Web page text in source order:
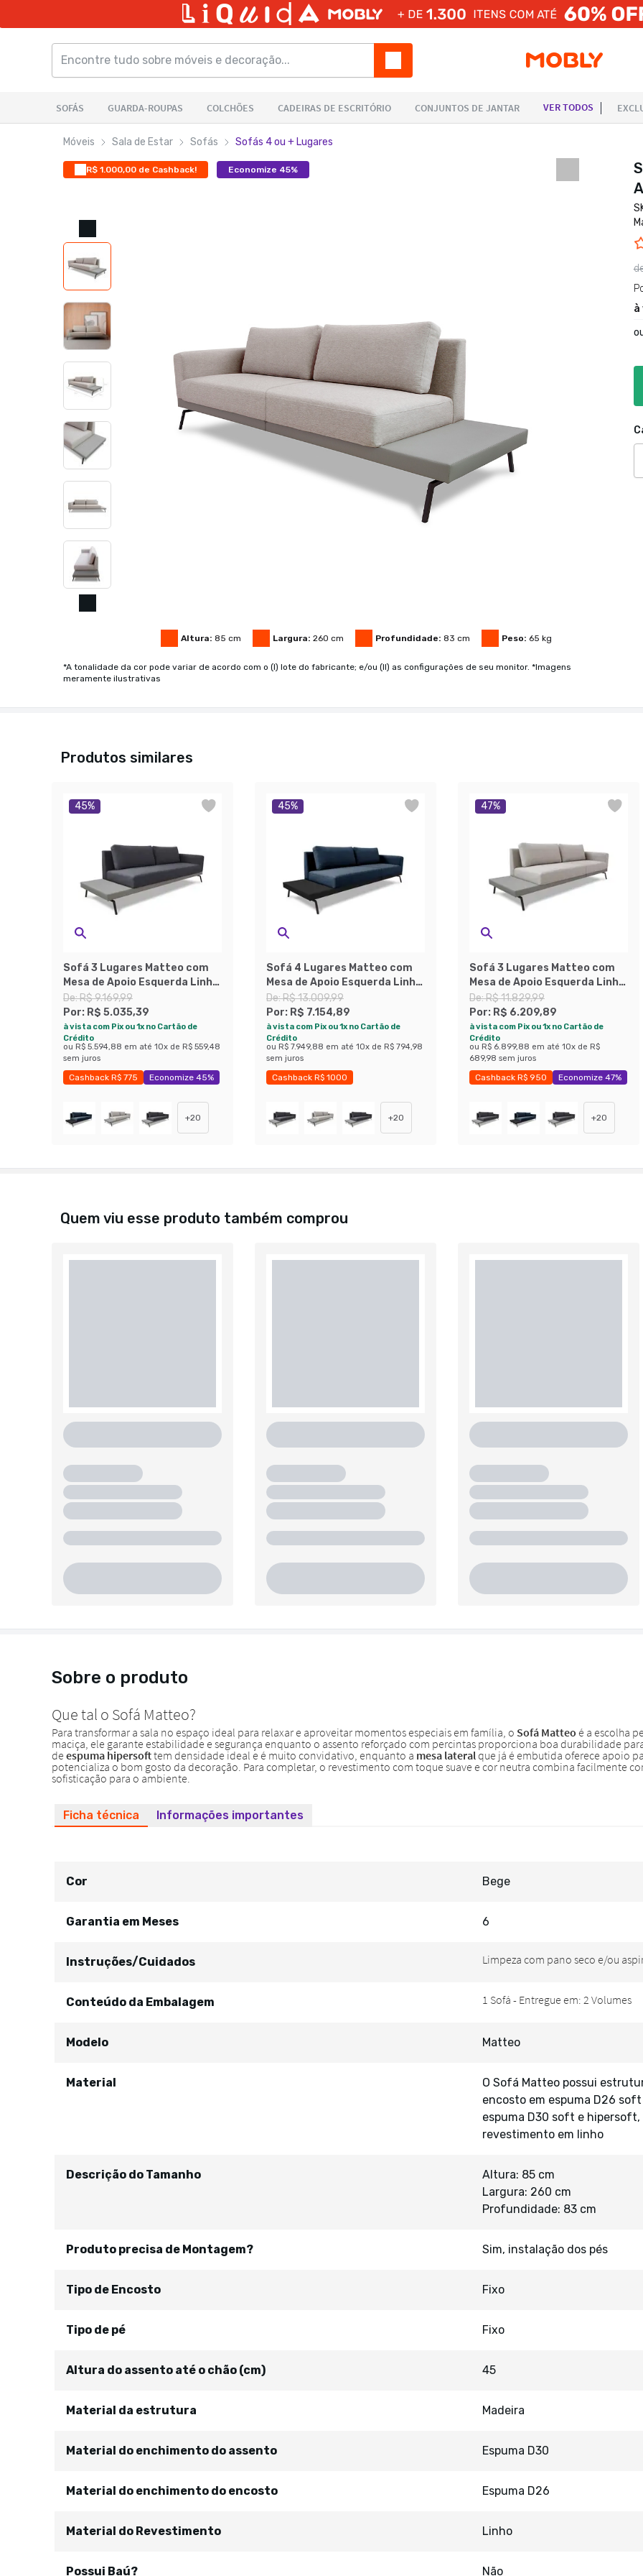
Móveis Sala de Estar Sofás Sofás 4 ou + Lugares
R$ 1.000,00 de Cashback! Economize 45%
Altura: 85 cm Largura: 260 cm Profundidade: 83 cm Peso: 65 kg
*A tonalidade da cor pode variar de acordo com o (I) lote do fabricante; e/ou (II) as configurações de seu monitor. *Imagens
meramente ilustrativas
à
Produtos similares
45%
Sofá 3 Lugares Matteo com
Mesa de Apoio Esquerda Linho
Cinza 180 cm
De:R$ 9.169,99
Por: R$ 5.035,39
à vista com Pix ou 1x no Cartão de
Crédito
ou R$ 5.594,88 em até 10x de R$ 559,48
sem juros
Cashback R$ 775 Economize 45%
+20
45%
Sofá 4 Lugares Matteo com
Mesa de Apoio Esquerda Linho
Azul 260 cm
De:R$ 13.009,99
Por: R$ 7.154,89
à vista com Pix ou 1x no Cartão de
Crédito
ou R$ 7.949,88 em até 10x de R$ 794,98
sem juros
Cashback R$ 1000
+20
47%
Sofá 3 Lugares Matteo com
Mesa de Apoio Esquerda Linho
Bege 240 cm
De:R$ 11.829,99
Por: R$ 6.209,89
à vista com Pix ou 1x no Cartão de
Crédito
ou R$ 6.899,88 em até 10x de R$
689,98 sem juros
Cashback R$ 950 Economize 47%
+20
Quem viu esse produto também comprou
Sobre o produto
Ficha técnica Informações importantes
Cor Bege
Garantia em Meses 6
Instruções/Cuidados
Conteúdo da Embalagem
Modelo Matteo
Material
O Sofá Matteo possui
encosto em espuma D26
espuma D30 soft e
revestimento em linho
Descrição do Tamanho
Altura: 85 cm
Largura: 260 cm
Profundidade: 83 cm
Produto precisa de Montagem? Sim, instalação dos pés
Tipo de Encosto Fixo
Tipo de pé Fixo
Altura do assento até o chão (cm) 45
Material da estrutura Madeira
Material do enchimento do assento Espuma D30
Material do enchimento do encosto Espuma D26
Material do Revestimento Linho
Possui Baú? Não